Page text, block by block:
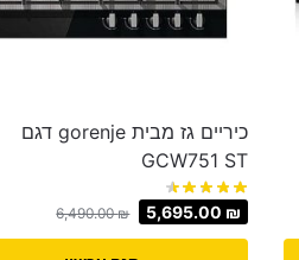
כיריים גז מבית gorenje דגם
GCW751 ST
6,490.00₪ 5,695.00 ₪